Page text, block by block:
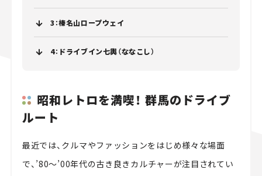
3：榛名山ロープウェイ
4：ドライブイン七輿（ななこし）
昭和レトロを満喫！ 群馬のドライブ
ルート
最近では、クルマやファッションをはじめ様々な場面
で、’80～’00年代の古き良きカルチャーが注目されてい